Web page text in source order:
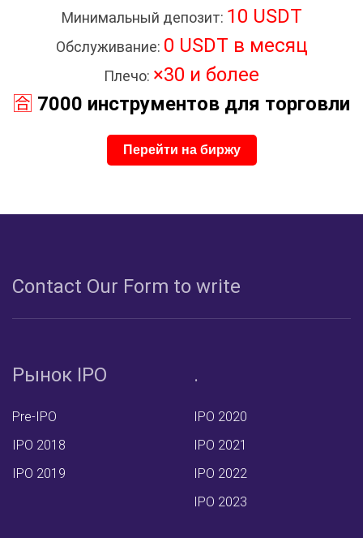
Минимальный депозит: 10 USDT
Обслуживание: 0 USDT в месяц
Плечо: ×30 и более
🈴 7000 инструментов для торговли
Перейти на биржу
Сontact Our Form to write
Рынок IPO
Pre-IPO
IPO 2018
IPO 2019
.
IPO 2020
IPO 2021
IPO 2022
IPO 2023